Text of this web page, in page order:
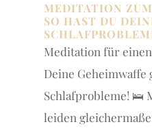
MEDITATION
SO HAST DU
Meditation für
Deine Geheimwaffe
Schlafprobleme! 🛌
leiden